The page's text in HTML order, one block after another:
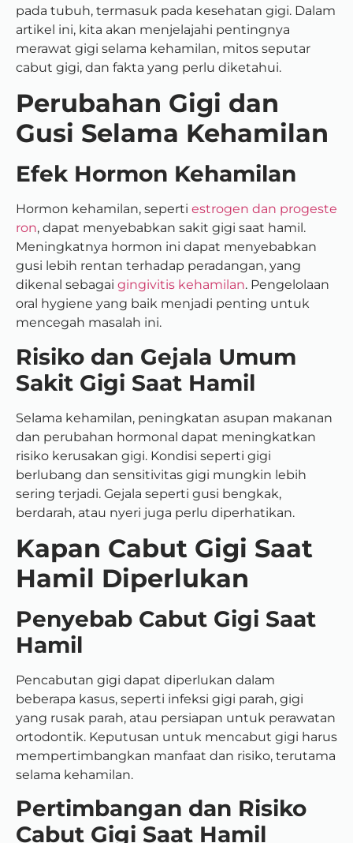
pada tubuh, termasuk pada kesehatan gigi. Dalam
artikel ini, kita akan menjelajahi pentingnya
merawat gigi selama kehamilan, mitos seputar
cabut gigi, dan fakta yang perlu diketahui.
Perubahan Gigi dan
Gusi Selama Kehamilan
Efek Hormon Kehamilan
Hormon kehamilan, seperti estrogen dan progeste
ron, dapat menyebabkan sakit gigi saat hamil.
Meningkatnya hormon ini dapat menyebabkan
gusi lebih rentan terhadap peradangan, yang
dikenal sebagai gingivitis kehamilan. Pengelolaan
oral hygiene yang baik menjadi penting untuk
mencegah masalah ini.
Risiko dan Gejala Umum
Sakit Gigi Saat Hamil
Selama kehamilan, peningkatan asupan makanan
dan perubahan hormonal dapat meningkatkan
risiko kerusakan gigi. Kondisi seperti gigi
berlubang dan sensitivitas gigi mungkin lebih
sering terjadi. Gejala seperti gusi bengkak,
berdarah, atau nyeri juga perlu diperhatikan.
Kapan Cabut Gigi Saat
Hamil Diperlukan
Penyebab Cabut Gigi Saat
Hamil
Pencabutan gigi dapat diperlukan dalam
beberapa kasus, seperti infeksi gigi parah, gigi
yang rusak parah, atau persiapan untuk perawatan
ortodontik. Keputusan untuk mencabut gigi harus
mempertimbangkan manfaat dan risiko, terutama
selama kehamilan.
Pertimbangan dan Risiko
Cabut Gigi Saat Hamil